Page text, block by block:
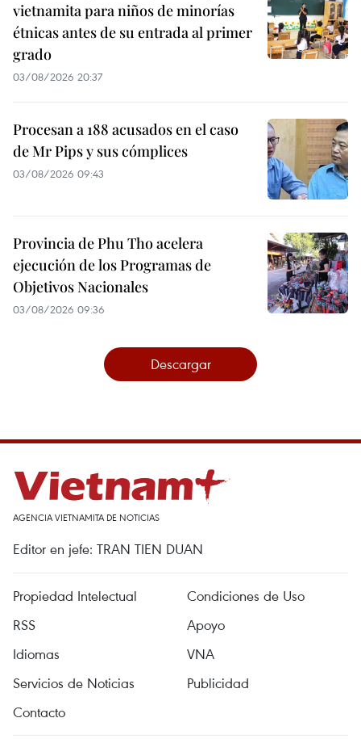
vietnamita para niños de minorías
étnicas antes de su entrada al primer
grado
03/08/2026 20:37
Procesan a 188 acusados en el caso
de Mr Pips y sus cómplices
03/08/2026 09:43
Provincia de Phu Tho acelera
ejecución de los Programas de
Objetivos Nacionales
03/08/2026 09:36
Descargar
AGENCIA VIETNAMITA DE NOTICIAS
Editor en jefe: TRAN TIEN DUAN
Propiedad Intelectual
Condiciones de Uso
RSS
Apoyo
Idiomas
VNA
Servicios de Noticias
Publicidad
Contacto